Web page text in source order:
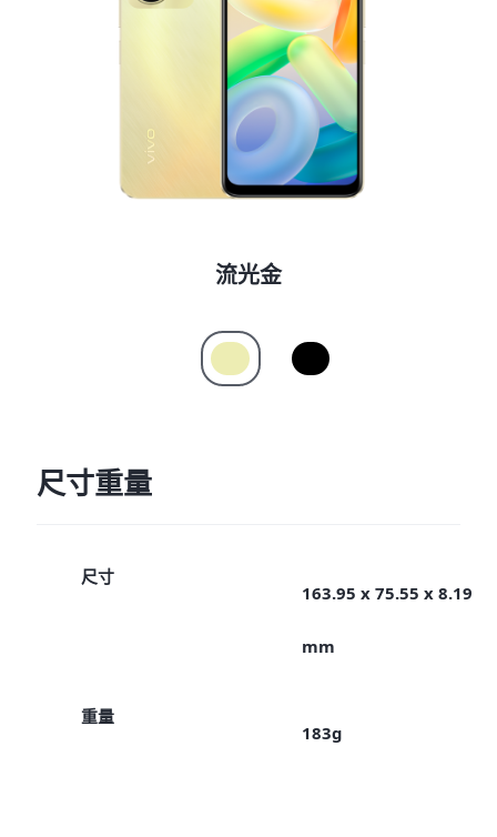
流光金
尺寸重量
尺寸
163.95 x 75.55 x 8.19
mm
重量
183g